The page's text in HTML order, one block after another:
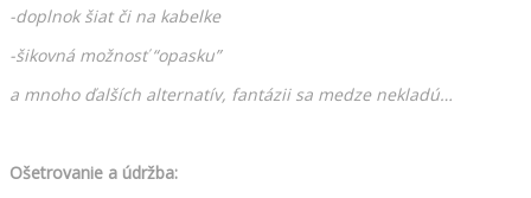
-doplnok šiat či na kabelke
-šikovná možnosť “opasku”
a mnoho ďalších alternatív, fantázii sa medze nekladú…
Ošetrovanie a údržba: